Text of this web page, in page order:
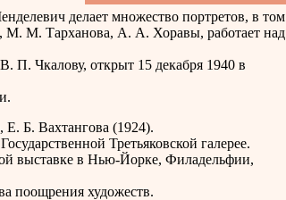
делает множество портретов, в том
М. Тарханова, А. А. Хоравы, работает над
П. Чкалову, открыт 15 декабря 1940 в
Е. Б. Вахтангова (1924).
Третьяковской галерее.
выставке в Нью-Йорке, Филадельфии,
поощрения художеств.